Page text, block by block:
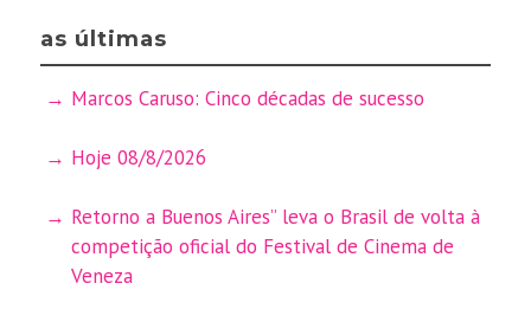
as últimas
Marcos Caruso: Cinco décadas de sucesso
Hoje 08/8/2026
Retorno a Buenos Aires” leva o Brasil de volta à
competição oficial do Festival de Cinema de
Veneza